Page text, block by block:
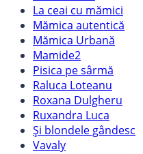
La ceai cu mămici
Mămica autentică
Mămica Urbană
Mamide2
Pisica pe sârmă
Raluca Loteanu
Roxana Dulgheru
Ruxandra Luca
Și blondele gândesc
Vavaly